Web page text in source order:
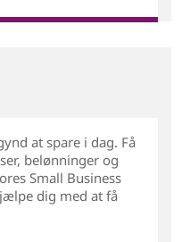
at spare i dag. Få
belønninger og
Small Business
dig med at få